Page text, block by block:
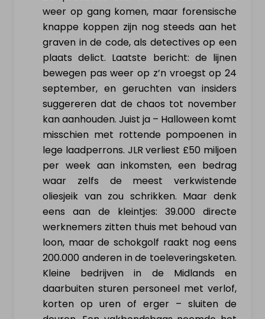
weer op gang komen, maar forensische
knappe koppen zijn nog steeds aan het
graven in de code, als detectives op een
plaats delict. Laatste bericht: de lijnen
bewegen pas weer op z’n vroegst op 24
september, en geruchten van insiders
suggereren dat de chaos tot november
kan aanhouden. Juist ja – Halloween komt
misschien met rottende pompoenen in
lege laadperrons. JLR verliest £50 miljoen
per week aan inkomsten, een bedrag
waar zelfs de meest verkwistende
oliesjeik van zou schrikken. Maar denk
eens aan de kleintjes: 39.000 directe
werknemers zitten thuis met behoud van
loon, maar de schokgolf raakt nog eens
200.000 anderen in de toeleveringsketen.
Kleine bedrijven in de Midlands en
daarbuiten sturen personeel met verlof,
korten op uren of erger – sluiten de